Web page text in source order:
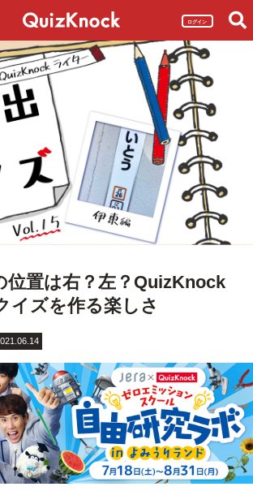
ログイン
位置は右？左？QuizKnock
イズを作る楽しさ